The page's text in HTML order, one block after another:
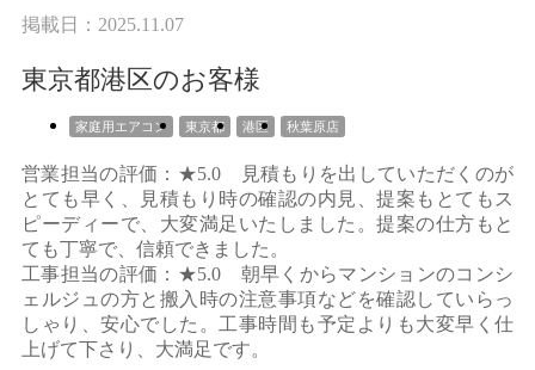
掲載日：2025.11.07
東京都港区のお客様
家庭用エアコン 東京都 港区 秋葉原店
営業担当の評価：★5.0 見積もりを出していただくのが
とても早く、見積もり時の確認の内見、提案もとてもス
ピーディーで、大変満足いたしました。提案の仕方もと
ても丁寧で、信頼できました。
工事担当の評価：★5.0 朝早くからマンションのコンシ
ェルジュの方と搬入時の注意事項などを確認していらっ
しゃり、安心でした。工事時間も予定よりも大変早く仕
上げて下さり、大満足です。